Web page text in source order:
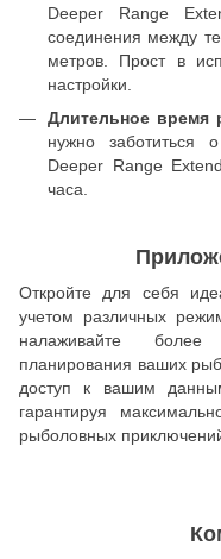
Deeper Range
соединения между
метров. Прост в
настройки.
Длительное время
нужно заботиться
Deeper Range
часа.
Откройте для себя
учетом различных
налаживайте более
планирования ваших
доступ к вашим
гарантируя
рыболовных